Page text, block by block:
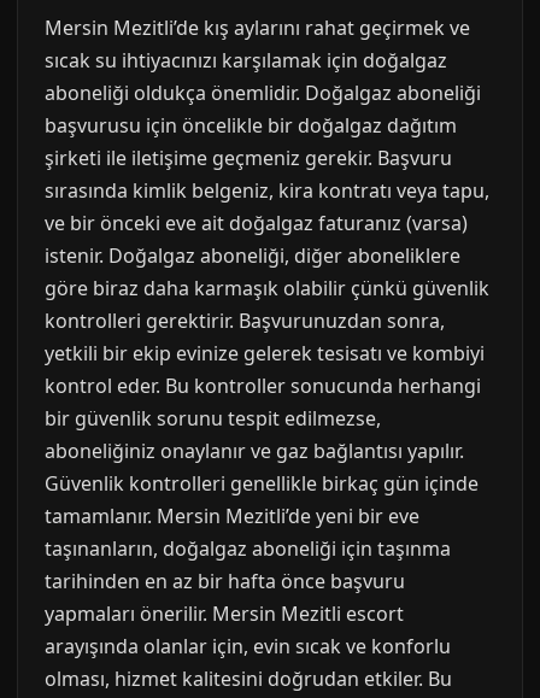
Mersin Mezitli’de kış aylarını rahat geçirmek ve
sıcak su ihtiyacınızı karşılamak için doğalgaz
aboneliği oldukça önemlidir. Doğalgaz aboneliği
başvurusu için öncelikle bir doğalgaz dağıtım
şirketi ile iletişime geçmeniz gerekir. Başvuru
sırasında kimlik belgeniz, kira kontratı veya tapu,
ve bir önceki eve ait doğalgaz faturanız (varsa)
istenir. Doğalgaz aboneliği, diğer aboneliklere
göre biraz daha karmaşık olabilir çünkü güvenlik
kontrolleri gerektirir. Başvurunuzdan sonra,
yetkili bir ekip evinize gelerek tesisatı ve kombiyi
kontrol eder. Bu kontroller sonucunda herhangi
bir güvenlik sorunu tespit edilmezse,
aboneliğiniz onaylanır ve gaz bağlantısı yapılır.
Güvenlik kontrolleri genellikle birkaç gün içinde
tamamlanır. Mersin Mezitli’de yeni bir eve
taşınanların, doğalgaz aboneliği için taşınma
tarihinden en az bir hafta önce başvuru
yapmaları önerilir. Mersin Mezitli escort
arayışında olanlar için, evin sıcak ve konforlu
olması, hizmet kalitesini doğrudan etkiler. Bu